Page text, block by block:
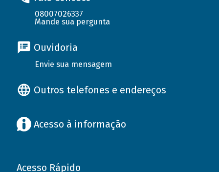
08007026337
Mande sua pergunta
Ouvidoria
Envie sua mensagem
Outros telefones e endereços
Acesso à informação
Acesso Rápido